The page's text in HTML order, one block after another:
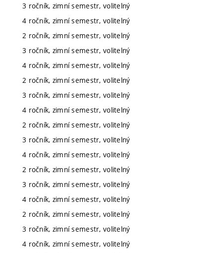
3 ročník, zimní semestr, volitelný
4 ročník, zimní semestr, volitelný
2 ročník, zimní semestr, volitelný
3 ročník, zimní semestr, volitelný
4 ročník, zimní semestr, volitelný
2 ročník, zimní semestr, volitelný
3 ročník, zimní semestr, volitelný
4 ročník, zimní semestr, volitelný
2 ročník, zimní semestr, volitelný
3 ročník, zimní semestr, volitelný
4 ročník, zimní semestr, volitelný
2 ročník, zimní semestr, volitelný
3 ročník, zimní semestr, volitelný
4 ročník, zimní semestr, volitelný
2 ročník, zimní semestr, volitelný
3 ročník, zimní semestr, volitelný
4 ročník, zimní semestr, volitelný